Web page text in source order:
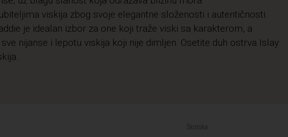
viskija zbog svoje elegantne složenosti i autentičnosti.
je idealan izbor za one koji traže viski sa karakterom, a
nijanse i lepotu viskija koji nije dimljen. Osetite duh ostrva Islay
Škotska